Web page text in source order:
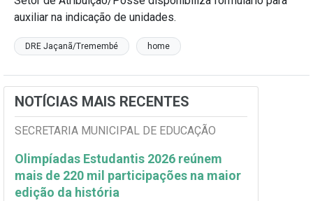
auxiliar na indicação de unidades.
DRE Jaçanã/Tremembé home
NOTÍCIAS MAIS RECENTES
SECRETARIA MUNICIPAL DE EDUCAÇÃO
Olimpíadas Estudantis 2026 reúnem
mais de 220 mil participações na maior
edição da história